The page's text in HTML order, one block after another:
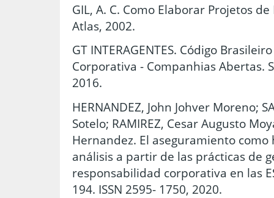
GIL, A. C. Como Elaborar Projetos
Atlas, 2002.
GT INTERAGENTES. Código
Corporativa - Companhias Abertas.
2016.
HERNANDEZ, John Johver Moreno;
Sotelo; RAMIREZ, Cesar Augusto
Hernandez. El aseguramiento
análisis a partir de las prácticas de
responsabilidad corporativa en las
194. ISSN 2595- 1750, 2020.